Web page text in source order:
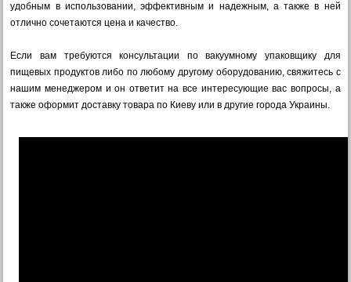
удобным в использовании, эффективным и надежным, а также в ней
отлично сочетаются цена и качество.
Если вам требуются консультации по вакуумному упаковщику для
пищевых продуктов либо по любому другому оборудованию, свяжитесь с
нашим менеджером и он ответит на все интересующие вас вопросы, а
также оформит доставку товара по Киеву или в другие города Украины.